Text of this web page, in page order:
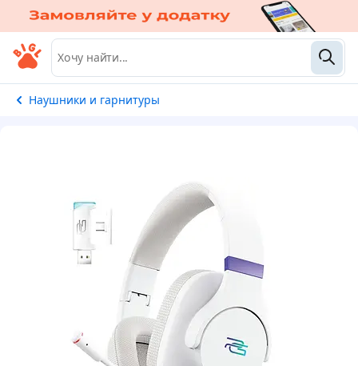
Наушники и гарнитуры